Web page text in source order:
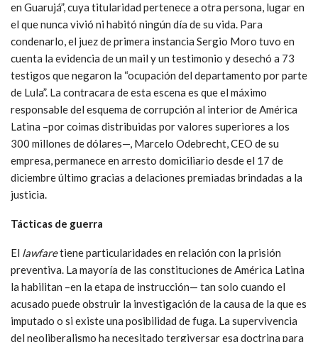
en Guarujá”, cuya titularidad pertenece a otra persona, lugar en
el que nunca vivió ni habitó ningún día de su vida. Para
condenarlo, el juez de primera instancia Sergio Moro tuvo en
cuenta la evidencia de un mail y un testimonio y desechó a 73
testigos que negaron la “ocupación del departamento por parte
de Lula”. La contracara de esta escena es que el máximo
responsable del esquema de corrupción al interior de América
Latina –por coimas distribuidas por valores superiores a los
300 millones de dólares—, Marcelo Odebrecht, CEO de su
empresa, permanece en arresto domiciliario desde el 17 de
diciembre último gracias a delaciones premiadas brindadas a la
justicia.
Tácticas de guerra
El lawfaretiene particularidades en relación con la prisión
preventiva. La mayoría de las constituciones de América Latina
la habilitan –en la etapa de instrucción— tan solo cuando el
acusado puede obstruir la investigación de la causa de la que es
imputado o si existe una posibilidad de fuga. La supervivencia
del neoliberalismo ha necesitado tergiversar esa doctrina para